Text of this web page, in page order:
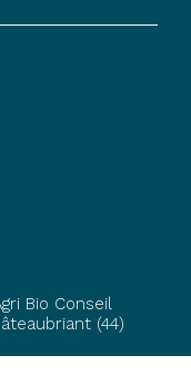
Bio Conseil
(44)